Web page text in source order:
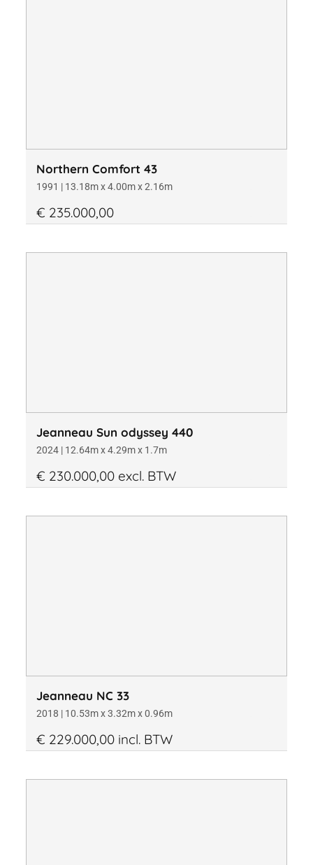
Northern Comfort 43
1991 | 13.18m x 4.00m x 2.16m
€ 235.000,00
Jeanneau Sun odyssey 440
2024 | 12.64m x 4.29m x 1.7m
€ 230.000,00 excl. BTW
Jeanneau NC 33
2018 | 10.53m x 3.32m x 0.96m
€ 229.000,00 incl. BTW